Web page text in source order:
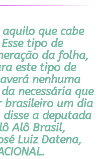
que cabe
tipo de
da folha,
este tipo de
nenhuma
necessária que
brasileiro um dia
disse a deputada
Alô Brasil,
Luiz Datena,
.